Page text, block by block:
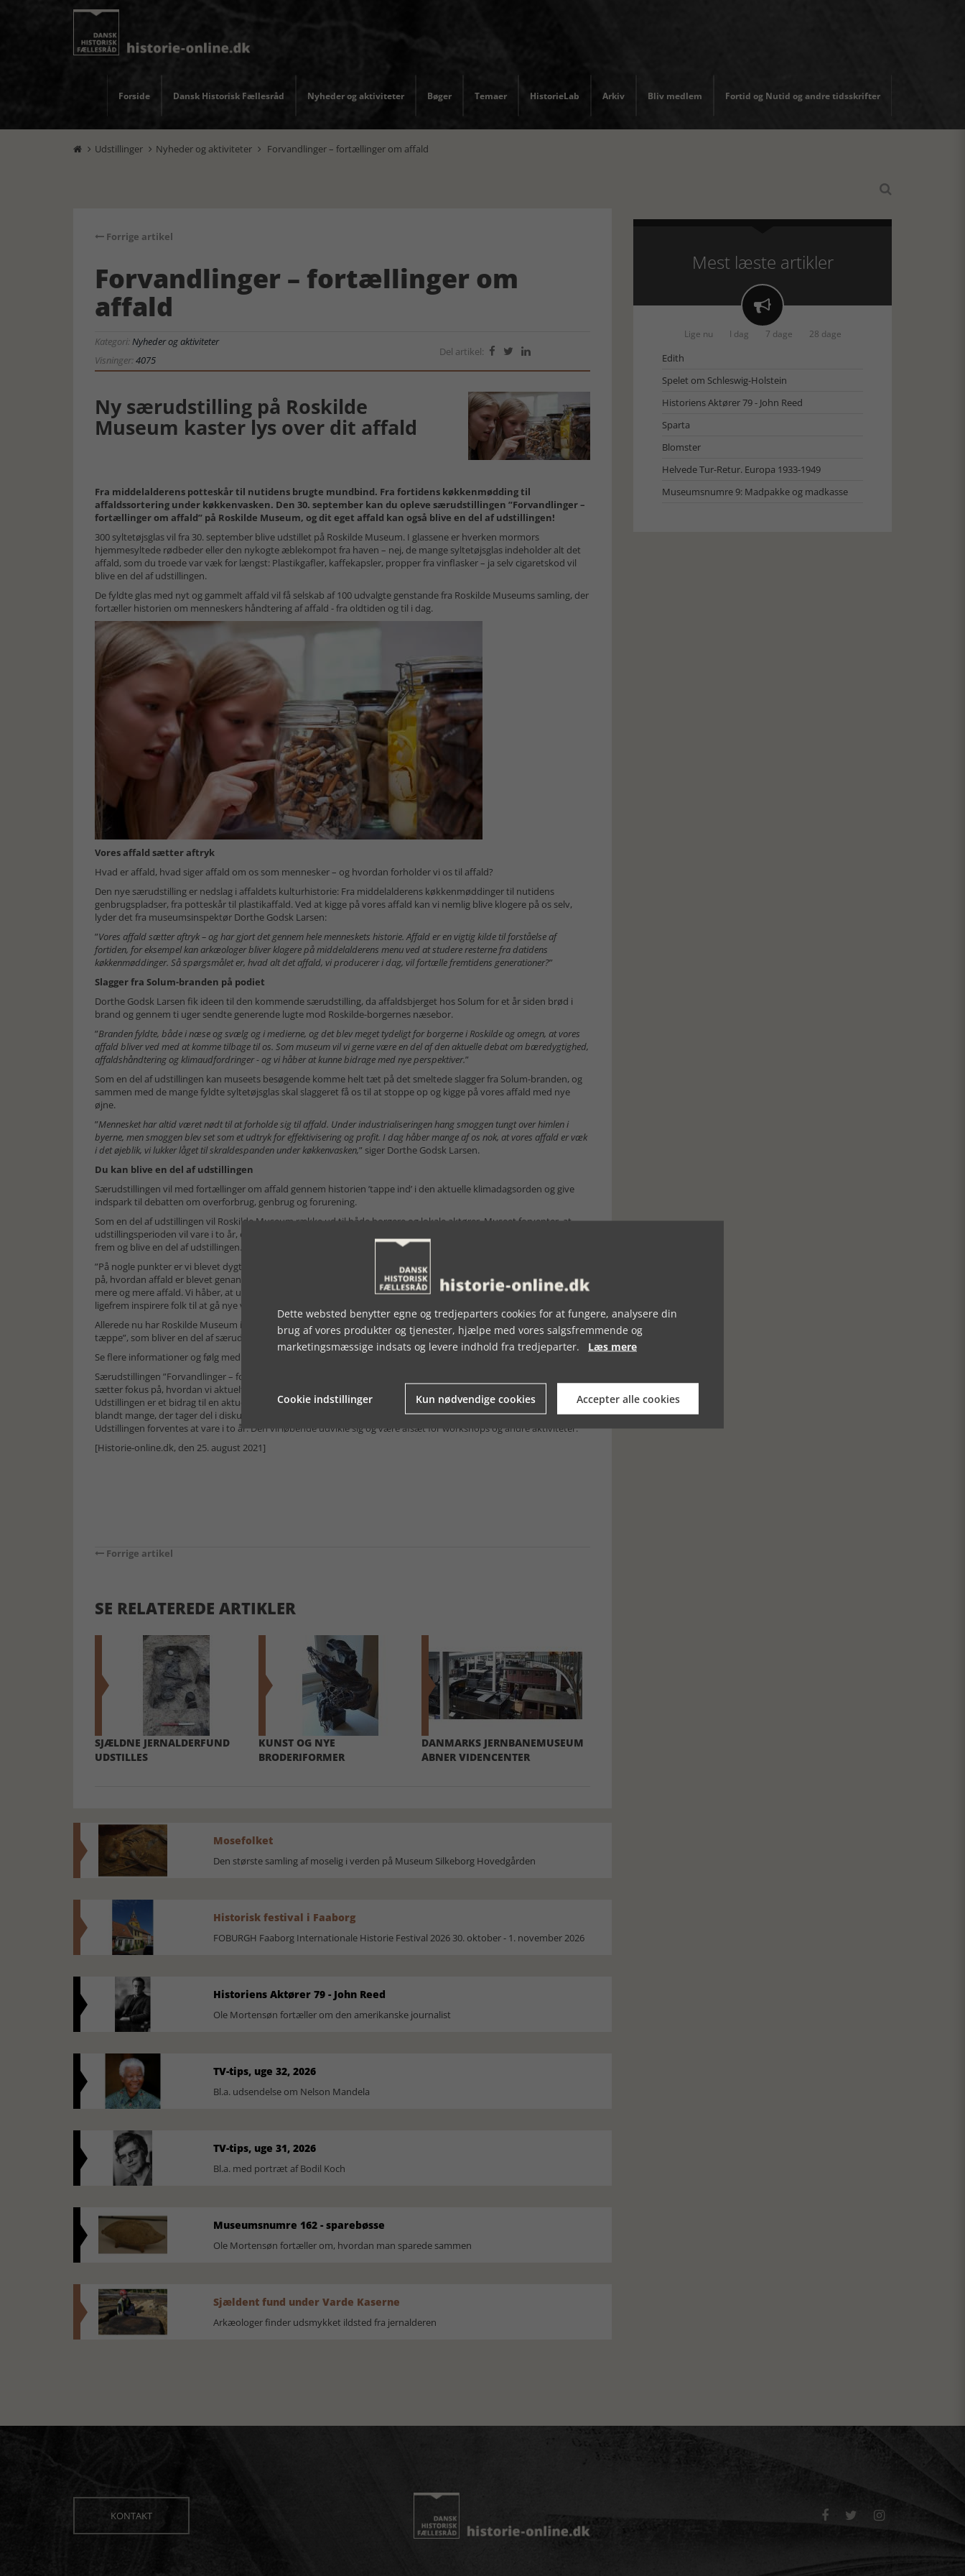
Forside Dansk Historisk Fællesråd Nyheder og aktiviteter Bøger Temaer HistorieLab Arkiv Bliv medlem Fortid og Nutid og andre tidsskrifter
 Udstillinger  Nyheder og aktiviteter  Forvandlinger – fortællinger om affald

Forrige artikel
Forvandlinger – fortællinger om
affald
Kategori:Nyheder og aktiviteter
Visninger:4075
Del artikel:   
Ny særudstilling på Roskilde
Museum kaster lys over dit affald
Fra middelalderens potteskår til nutidens brugte mundbind. Fra fortidens køkkenmødding til
affaldssortering under køkkenvasken. Den 30. september kan du opleve særudstillingen ”Forvandlinger –
fortællinger om affald” på Roskilde Museum, og dit eget affald kan også blive en del af udstillingen!
300 syltetøjsglas vil fra 30. september blive udstillet på Roskilde Museum. I glassene er hverken mormors
hjemmesyltede rødbeder eller den nykogte æblekompot fra haven – nej, de mange syltetøjsglas indeholder alt det
affald, som du troede var væk for længst: Plastikgafler, kaffekapsler, propper fra vinflasker – ja selv cigaretskod vil
blive en del af udstillingen.
De fyldte glas med nyt og gammelt affald vil få selskab af 100 udvalgte genstande fra Roskilde Museums samling, der
fortæller historien om menneskers håndtering af affald - fra oldtiden og til i dag.
Vores affald sætter aftryk
Hvad er affald, hvad siger affald om os som mennesker – og hvordan forholder vi os til affald?
Den nye særudstilling er nedslag i affaldets kulturhistorie: Fra middelalderens køkkenmøddinger til nutidens
genbrugspladser, fra potteskår til plastikaffald. Ved at kigge på vores affald kan vi nemlig blive klogere på os selv,
lyder det fra museumsinspektør Dorthe Godsk Larsen:
”Vores affald sætter aftryk – og har gjort det gennem hele menneskets historie. Affald er en vigtig kilde til forståelse af
fortiden, for eksempel kan arkæologer bliver klogere på middelalderens menu ved at studere resterne fra datidens
køkkenmøddinger. Så spørgsmålet er, hvad alt det affald, vi producerer i dag, vil fortælle fremtidens generationer?”
Slagger fra Solum-branden på podiet
Dorthe Godsk Larsen fik ideen til den kommende særudstilling, da affaldsbjerget hos Solum for et år siden brød i
brand og gennem ti uger sendte generende lugte mod Roskilde-borgernes næsebor.
”Branden fyldte, både i næse og svælg og i medierne, og det blev meget tydeligt for borgerne i Roskilde og omegn, at vores
affald bliver ved med at komme tilbage til os. Som museum vil vi gerne være en del af den aktuelle debat om bæredygtighed,
affaldshåndtering og klimaudfordringer - og vi håber at kunne bidrage med nye perspektiver.”
Som en del af udstillingen kan museets besøgende komme helt tæt på det smeltede slagger fra Solum-branden, og
sammen med de mange fyldte syltetøjsglas skal slaggeret få os til at stoppe op og kigge på vores affald med nye
øjne.
”Mennesket har altid været nødt til at forholde sig til affald. Under industrialiseringen hang smoggen tungt over himlen i
byerne, men smoggen blev set som et udtryk for effektivisering og profit. I dag håber mange af os nok, at vores affald er væk
i det øjeblik, vi lukker låget til skraldespanden under køkkenvasken,” siger Dorthe Godsk Larsen.
Du kan blive en del af udstillingen
Særudstillingen vil med fortællinger om affald gennem historien ’tappe ind’ i den aktuelle klimadagsorden og give
indspark til debatten om overforbrug, genbrug og forurening.
Som en del af udstillingen vil Roskilde Museum række ud til både borgere og lokale aktører. Museet forventer, at
udstillingsperioden vil vare i to år, og undervejs vil der være mange muligheder for at finde sin indre hverdagsaktivist
frem og blive en del af udstillingen.
”På nogle punkter er vi blevet dygtigere til at håndtere vores affald – men måske kan vi også lære noget af at kigge
på, hvordan affald er blevet genanvendt gennem tiden. Faktum er jo, at vi lever i en tid, hvor vi fortsat producerer
mere og mere affald. Vi håber, at udstillingen kan kaste nyt lys på affald. At den kan engagere mange – og måske
ligefrem inspirere folk til at gå nye veje,” lyder det fra Dorthe Godsk Larsen.
Allerede nu har Roskilde Museum inviteret til to workshops, hvor man kan deltage i skabelsen af ”Det formuldede
tæppe”, som bliver en del af særudstillingen.
Se flere informationer og følg med i kommende aktiviteter på
roskildemuseum/forvandlinger.
Særudstillingen ”Forvandlinger – fortællinger om affald” kan opleves på Roskilde Museum fra den 30. september og
sætter fokus på, hvordan vi aktuelt og historisk har håndteret affald.
Udstillingen er et bidrag til en aktuel og alvorlig problematik omkring forbrug og klima og er dermed en stemme
blandt mange, der tager del i diskussionerne omkring klodens tilstand, bæredygtighed og menneskets rolle heri.
Udstillingen forventes at vare i to år. Den vil løbende udvikle sig og være afsæt for workshops og andre aktiviteter.
[Historie-online.dk, den 25. august 2021]
Forrige artikel
SE RELATEREDE ARTIKLER
SJÆLDNE JERNALDERFUND
UDSTILLES
KUNST OG NYE
BRODERIFORMER
DANMARKS JERNBANEMUSEUM
ÅBNER VIDENCENTER
Mosefolket
Den største samling af moselig i verden på Museum Silkeborg Hovedgården
Historisk festival i Faaborg
FOBURGH Faaborg Internationale Historie Festival 2026 30. oktober - 1. november 2026
Historiens Aktører 79 - John Reed
Ole Mortensøn fortæller om den amerikanske journalist
TV-tips, uge 32, 2026
Bl.a. udsendelse om Nelson Mandela
TV-tips, uge 31, 2026
Bl.a. med portræt af Bodil Koch
Museumsnumre 162 - sparebøsse
Ole Mortensøn fortæller om, hvordan man sparede sammen
Sjældent fund under Varde Kaserne
Arkæologer finder udsmykket ildsted fra jernalderen
Mest læste artikler

Lige nu I dag 7 dage 28 dage
Edith
Spelet om Schleswig-Holstein
Historiens Aktører 79 - John Reed
Sparta
Blomster
Helvede Tur-Retur. Europa 1933-1949
Museumsnumre 9: Madpakke og madkasse
KONTAKT   
Dette websted benytter egne og tredjeparters cookies for at fungere, analysere din
brug af vores produkter og tjenester, hjælpe med vores salgsfremmende og
marketingsmæssige indsats og levere indhold fra tredjeparter. Læs mere
Cookie indstillinger Kun nødvendige cookies Accepter alle cookies